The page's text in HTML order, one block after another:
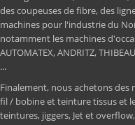
des coupeuses de fibre, des
machines pour l'industrie du
notamment les machines
AUTOMATEX, ANDRITZ,
...
Finalement, nous achetons
fil / bobine et teinture tissus et
teintures, jiggers, Jet et